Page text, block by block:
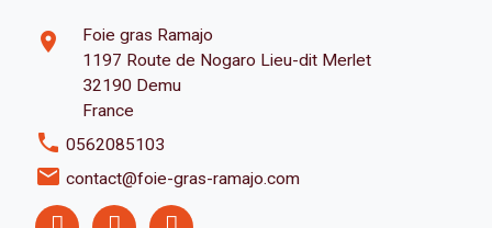
room
Foie gras Ramajo
1197 Route de Nogaro Lieu-dit Merlet
32190 Demu
France
phone 0562085103
email contact@foie-gras-ramajo.com